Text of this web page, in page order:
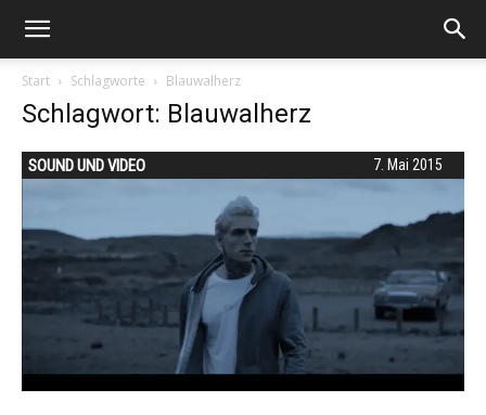
Start Schlagworte Blauwalherz
Schlagwort: Blauwalherz
7. Mai 2015
SOUND UND VIDEO